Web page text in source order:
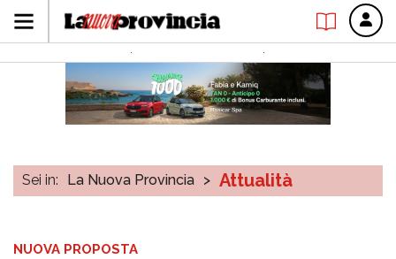
Sei in: La Nuova Provincia > Attualità
NUOVA PROPOSTA